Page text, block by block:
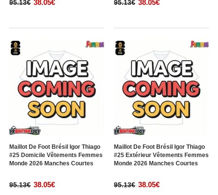
95.13€ 38.05€ 95.13€ 38.05€
Maillot De Foot Brésil Igor Thiago
#25 Domicile Vêtements Femmes
Monde 2026 Manches Courtes
95.13€ 38.05€
Maillot De Foot Brésil Igor Thiago
#25 Extérieur Vêtements Femmes
Monde 2026 Manches Courtes
95.13€ 38.05€